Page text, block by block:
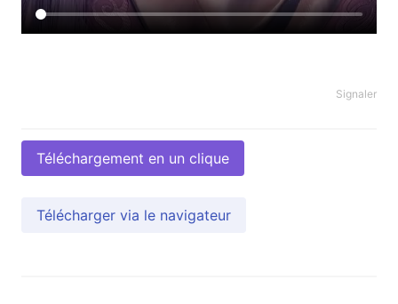
Signaler
Téléchargement en un clique
Télécharger via le navigateur